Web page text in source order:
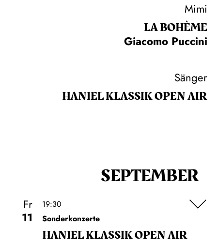
Mimi
LA BOHÈME
Giacomo Puccini
Sänger
HANIEL KLASSIK OPEN AIR
SEPTEMBER
Fr
11
19:30
Sonderkonzerte
HANIEL KLASSIK OPEN AIR